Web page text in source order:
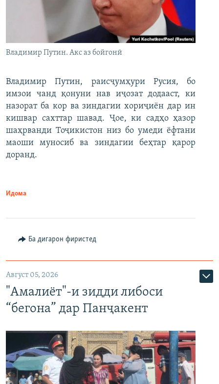
Владимир Путин. Акс аз бойгонӣ
Владимир Путин, раисҷумҳури Русия, бо
имзои чанд қонуни нав иҷозат додааст, ки
назорат ба кор ва зиндагии хориҷиён дар ин
кишвар сахттар шавад. Ҷое, ки садҳо ҳазор
шаҳрванди Тоҷикистон низ бо умеди ёфтани
маоши муносиб ва зиндагии беҳтар қарор
доранд.
Идома
Ба дигарон фиристед
Август 05, 2026
"Амалиёт"-и зидди либоси
“бегона” дар Панҷакент